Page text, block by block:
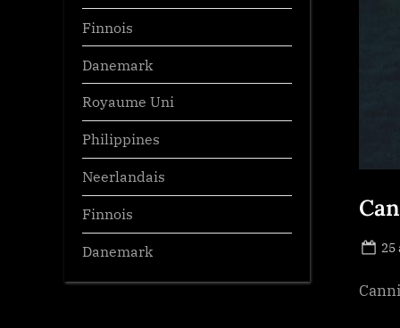
25
Finnois
Danemark
Royaume Uni
Philippines
Neerlandais
Finnois
Danemark